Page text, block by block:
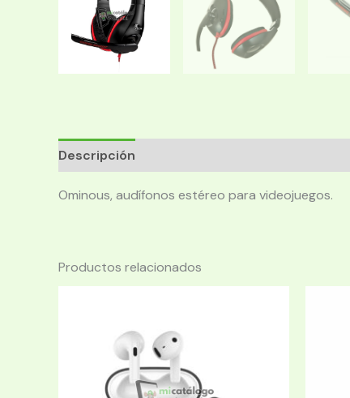
Descripción
Ominous, audífonos estéreo para videojuegos.
Productos relacionados